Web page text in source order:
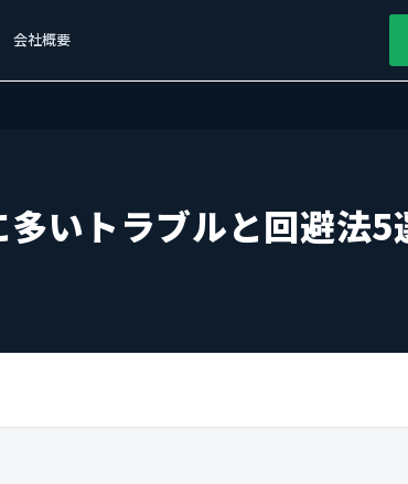
会社概要
いトラブルと回避法5